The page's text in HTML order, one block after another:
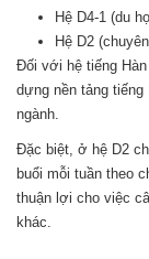
Hệ D4-1 (du
Hệ D2
Đối với hệ tiếng
dựng nền tảng
ngành.
Đặc biệt, ở hệ D2
buổi mỗi tuần theo
thuận lợi cho việc
khác.